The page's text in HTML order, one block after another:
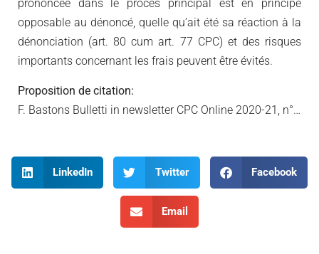
prononcée dans le procès principal est en principe
opposable au dénoncé, quelle qu’ait été sa réaction à la
dénonciation (art. 80 cum art. 77 CPC) et des risques
importants concernant les frais peuvent être évités.
Proposition de citation:
F. Bastons Bulletti in newsletter CPC Online 2020-21, n°…
LinkedIn Twitter Facebook
Email